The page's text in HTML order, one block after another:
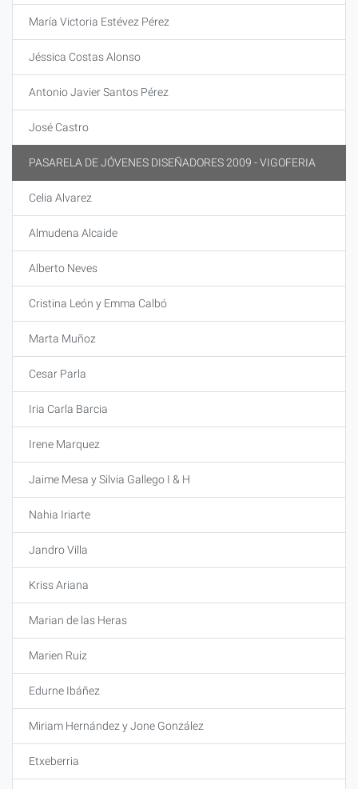
María Victoria Estévez Pérez
Jéssica Costas Alonso
Antonio Javier Santos Pérez
José Castro
PASARELA DE JÓVENES DISEÑADORES 2009 - VIGOFERIA
Celia Alvarez
Almudena Alcaide
Alberto Neves
Cristina León y Emma Calbó
Marta Muñoz
Cesar Parla
Iria Carla Barcia
Irene Marquez
Jaime Mesa y Silvia Gallego I & H
Nahia Iriarte
Jandro Villa
Kriss Ariana
Marian de las Heras
Marien Ruiz
Edurne Ibáñez
Miriam Hernández y Jone González
Etxeberria